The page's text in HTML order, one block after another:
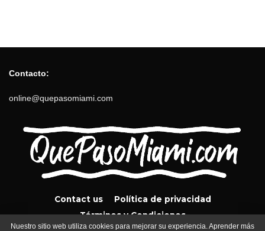
Contacto:
online@quepasomiami.com
Contact us
Política de privacidad
Términos y Condiciones
Nuestro sitio web utiliza cookies para mejorar su experiencia. Aprender más